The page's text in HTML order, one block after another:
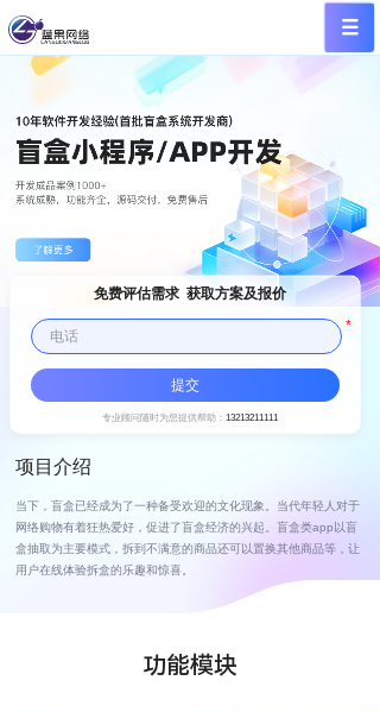
免费评估需求  获取方案及报价
专业顾问随时为您提供帮助： 13213211111
*
提交
项目介绍
当下，盲盒已经成为了一种备受欢迎的文化现象。当代年轻人对于
网络购物有着狂热爱好，促进了盲盒经济的兴起。盲盒类app以盲
盒抽取为主要模式，拆到不满意的商品还可以置换其他商品等，让
用户在线体验拆盒的乐趣和惊喜。
功能模块